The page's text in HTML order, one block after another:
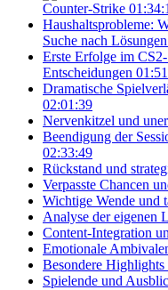
Counter-Strike
Haushaltsprobleme:
Suche nach Lösungen
Erste Erfolge im
Entscheidungen
Dramatische
02:01:39
Nervenkitzel und
Beendigung der
02:33:49
Rückstand und
Verpasste Chancen
Wichtige Wende und
Analyse der eigenen
Content-Integration
Emotionale
Besondere
Spielende und